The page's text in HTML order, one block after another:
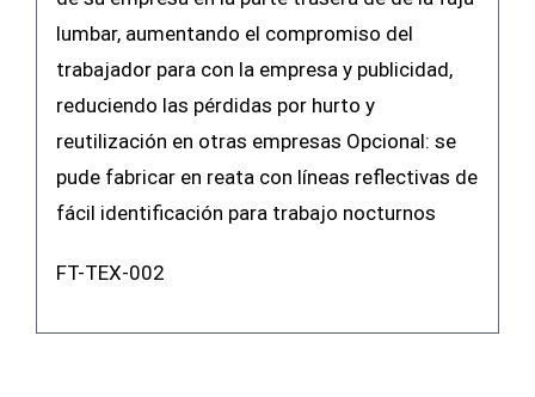
lumbar, aumentando el compromiso del
trabajador para con la empresa y publicidad,
reduciendo las pérdidas por hurto y
reutilización en otras empresas Opcional: se
pude fabricar en reata con líneas reflectivas de
fácil identificación para trabajo nocturnos
FT-TEX-002